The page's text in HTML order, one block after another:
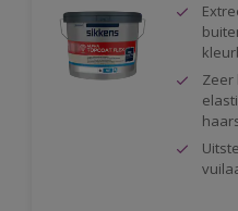
Zeer